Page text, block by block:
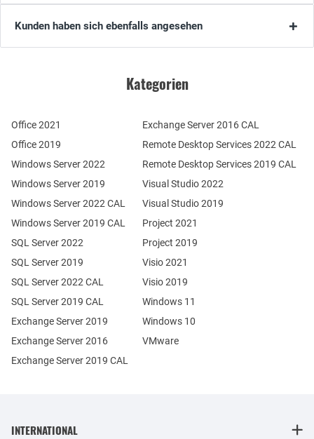
Kunden haben sich ebenfalls angesehen
Kategorien
Office 2021
Office 2019
Windows Server 2022
Windows Server 2019
Exchange Server 2019
Exchange Server 2016
SQL Server 2022
SQL Server 2019
Windows Server 2022 CAL
Windows Server 2019 CAL
SQL Server 2022 CAL
SQL Server 2019 CAL
Remote Desktop Services 2022 CAL
Remote Desktop Services 2019 CAL
Exchange Server 2019 CAL
Exchange Server 2016 CAL
Visual Studio 2022
Visual Studio 2019
Project 2021
Project 2019
Visio 2021
Visio 2019
Windows 11
Windows 10
VMware
INTERNATIONAL